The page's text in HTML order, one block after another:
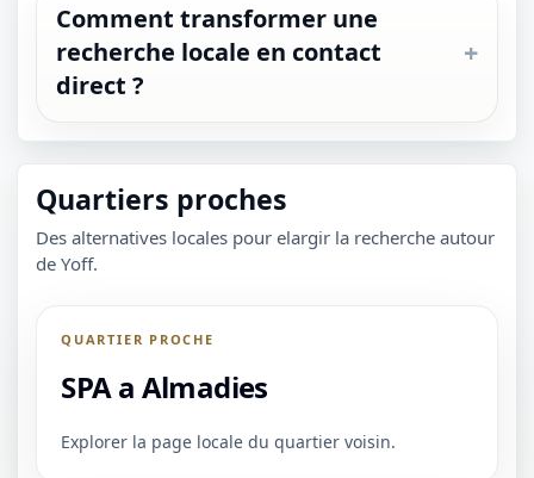
Comment transformer une
recherche locale en contact
direct ?
Quartiers proches
Des alternatives locales pour elargir la recherche autour
de Yoff.
QUARTIER PROCHE
SPA a Almadies
Explorer la page locale du quartier voisin.